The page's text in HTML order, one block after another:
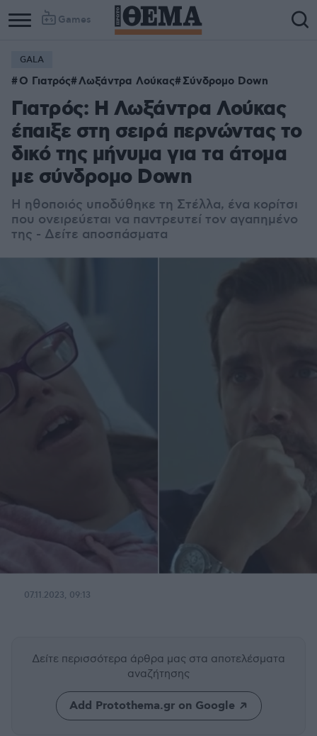
Games
GALA
Ο Γιατρός Λωξάντρα Λούκας Σύνδρομο Down
Γιατρός: Η Λωξάντρα Λούκας
έπαιξε στη σειρά περνώντας το
δικό της μήνυμα για τα άτομα
με σύνδρομο Down
Η ηθοποιός υποδύθηκε τη Στέλλα, ένα κορίτσι
που ονειρεύεται να παντρευτεί τον αγαπημένο
της - Δείτε αποσπάσματα
07.11.2023, 09:13
Δείτε περισσότερα άρθρα μας στα αποτελέσματα
αναζήτησης
Add Protothema.gr on Google